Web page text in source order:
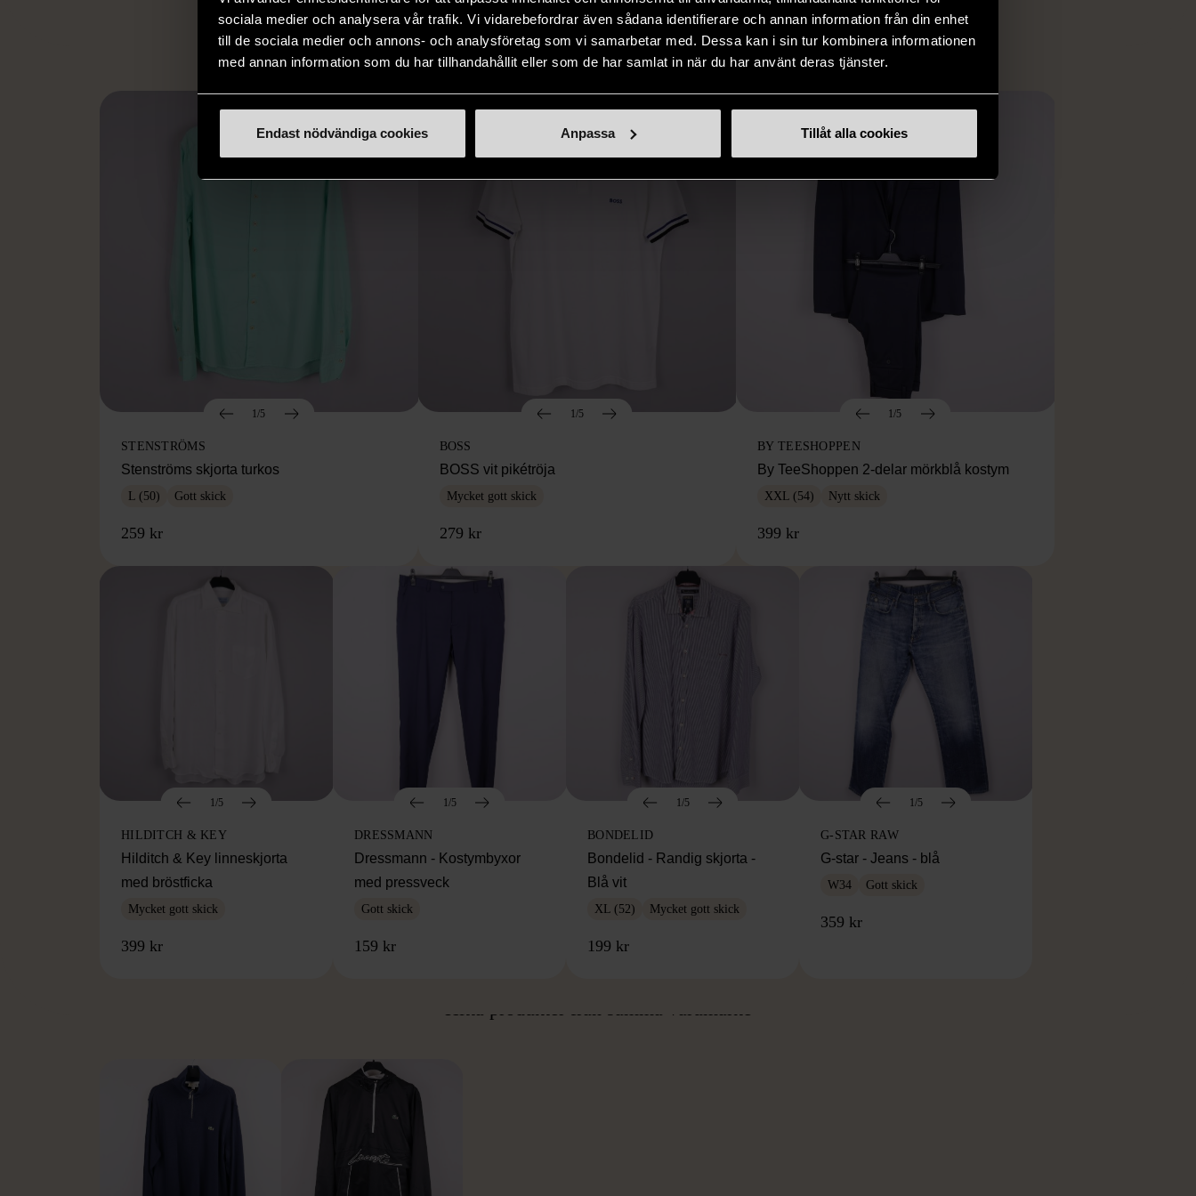
sociala medier och analysera vår trafik. Vi vidarebefordrar även sådana identifierare och annan information från din enhet
till de sociala medier och annons- och analysföretag som vi samarbetar med. Dessa kan i sin tur kombinera informationen
med annan information som du har tillhandahållit eller som de har samlat in när du har använt deras tjänster.
Endast nödvändiga cookies Anpassa Tillåt alla cookies
Hitta produkter som påminner om denna
1/5
STENSTRÖMS
Stenströms skjorta turkos
L (50) Gott skick
259 kr
1/5
BOSS
BOSS vit pikétröja
Mycket gott skick
279 kr
1/5
BY TEESHOPPEN
By TeeShoppen 2-delar mörkblå kostym
XXL (54) Nytt skick
399 kr
1/5
HILDITCH & KEY
Hilditch & Key linneskjorta
med bröstficka
Mycket gott skick
399 kr
1/5
DRESSMANN
Dressmann - Kostymbyxor
med pressveck
Gott skick
159 kr
1/5
BONDELID
Bondelid - Randig skjorta -
Blå vit
XL (52) Mycket gott skick
199 kr
1/5
G-STAR RAW
G-star - Jeans - blå
W34 Gott skick
359 kr
Hitta produkter från samma varumärke